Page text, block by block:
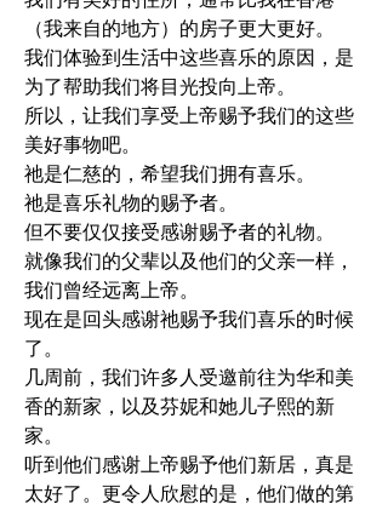
（我来自的地方）的房子更大更好。
我们体验到生活中这些喜乐的原因，是
为了帮助我们将目光投向上帝。
所以，让我们享受上帝赐予我们的这些
美好事物吧。
祂是仁慈的，希望我们拥有喜乐。
祂是喜乐礼物的赐予者。
但不要仅仅接受感谢赐予者的礼物。
就像我们的父辈以及他们的父亲一样，
我们曾经远离上帝。
现在是回头感谢祂赐予我们喜乐的时候
了。
几周前，我们许多人受邀前往为华和美
香的新家，以及芬妮和她儿子熙的新
家。
听到他们感谢上帝赐予他们新居，真是
太好了。更令人欣慰的是，他们做的第